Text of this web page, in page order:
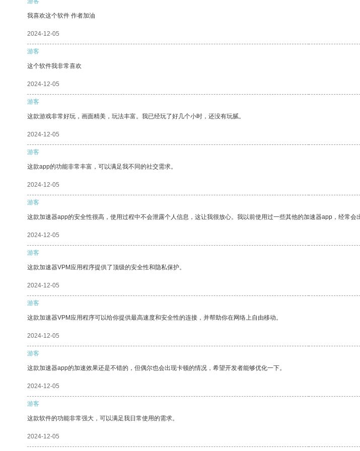
我喜欢这个软件 作者加油
2024-12-05
游客
这个软件我非常喜欢
2024-12-05
游客
这款游戏非常好玩，画面精美，玩法丰富。我已经玩了好几个小时，还没有玩腻。
2024-12-05
游客
这款app的功能非常丰富，可以满足我不同的社交需求。
2024-12-05
游客
这款加速器app的安全性很高，使用过程中不会泄露个人信息，这让我很放心。我以前使用过一些其他的加速器app，经常会
2024-12-05
游客
这款加速器VPM应用程序提供了顶级的安全性和隐私保护。
2024-12-05
游客
这款加速器VPM应用程序可以给你提供最高速度和安全性的连接，并帮助你在网络上自由移动。
2024-12-05
游客
这款加速器app的加速效果还是不错的，但偶尔也会出现卡顿的情况，希望开发者能够优化一下。
2024-12-05
游客
这款软件的功能非常强大，可以满足我日常使用的需求。
2024-12-05